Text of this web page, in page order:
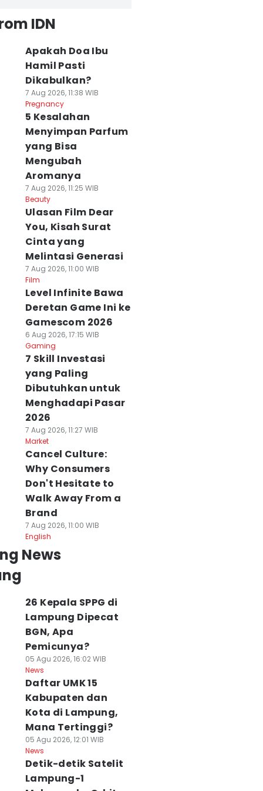
IDN
Apakah Doa Ibu
Hamil Pasti
Dikabulkan?
7 Aug 2026, 11:38 WIB
Pregnancy
5 Kesalahan
Menyimpan Parfum
yang Bisa
Mengubah
Aromanya
7 Aug 2026, 11:25 WIB
Beauty
Ulasan Film Dear
You, Kisah Surat
Cinta yang
Melintasi Generasi
7 Aug 2026, 11:00 WIB
Film
Level Infinite Bawa
Deretan Game Ini ke
Gamescom 2026
6 Aug 2026, 17:15 WIB
Gaming
7 Skill Investasi
yang Paling
Dibutuhkan untuk
Menghadapi Pasar
2026
7 Aug 2026, 11:27 WIB
Market
Cancel Culture:
Why Consumers
Don't Hesitate to
Walk Away From a
Brand
7 Aug 2026, 11:00 WIB
English
News
26 Kepala SPPG di
Lampung Dipecat
BGN, Apa
Pemicunya?
05 Agu 2026, 16:02 WIB
News
Daftar UMK 15
Kabupaten dan
Kota di Lampung,
Mana Tertinggi?
05 Agu 2026, 12:01 WIB
News
Detik-detik Satelit
Lampung-1